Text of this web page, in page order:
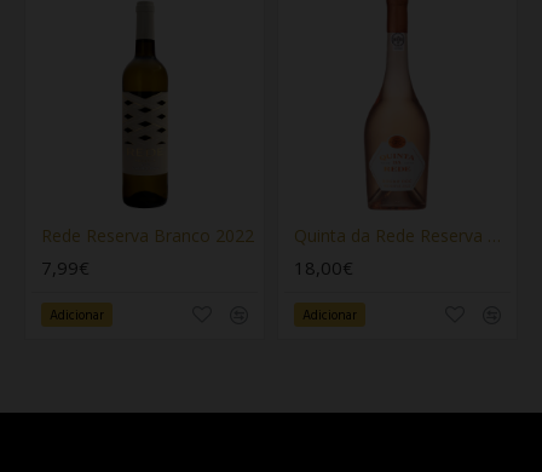
Rede Reserva Branco 2022
7,99€
Adicionar
Quinta da Rede Reserva Rosé 2022
18,00€
Adicionar